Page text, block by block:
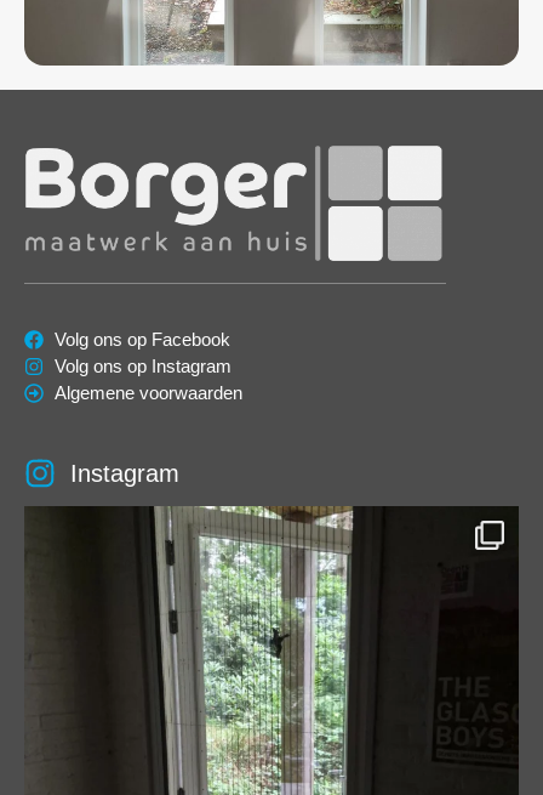
Volg ons op Facebook
Volg ons op Instagram
Algemene voorwaarden
Instagram